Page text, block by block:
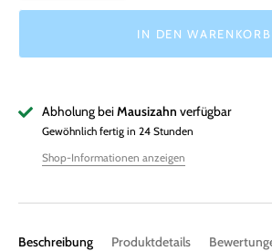
IN DEN WARENKORB
Abholung beiMausizahn verfügbar
Gewöhnlich fertig in 24 Stunden
Shop-Informationen anzeigen
Beschreibung Produktdetails